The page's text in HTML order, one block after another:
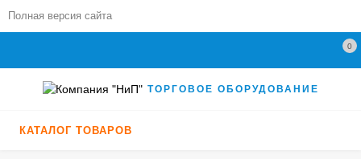
Полная версия сайта
0
ТОРГОВОЕ ОБОРУДОВАНИЕ
КАТАЛОГ ТОВАРОВ